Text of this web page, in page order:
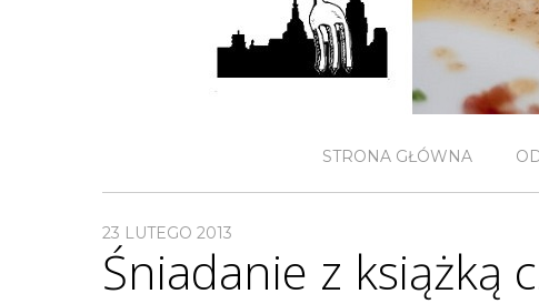
STRONA GŁÓWNA
23 LUTEGO 2013
Śniadanie z książką